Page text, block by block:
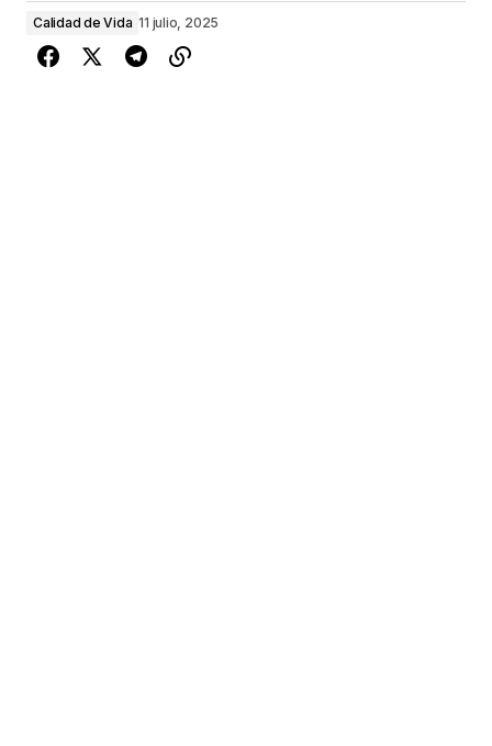
Calidad de Vida 11 julio, 2025